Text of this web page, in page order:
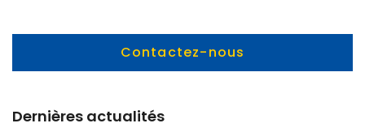
Contactez-nous
Dernières actualités